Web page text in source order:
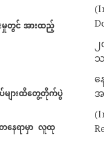
မှုတွင်အားထည့်
ျားထိတွေ့တိုက်ပွဲ
နေရာမှာ လူထု
န
အ